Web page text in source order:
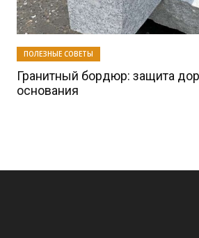
ПОЛЕЗНЫЕ СОВЕТЫ
Гранитный бордюр: защита
основания